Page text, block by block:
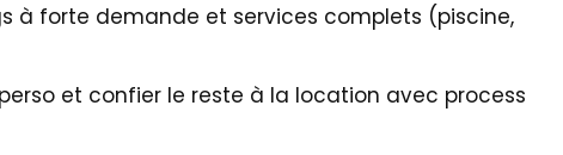
à forte demande et services complets (piscine,
et confier le reste à la location avec process